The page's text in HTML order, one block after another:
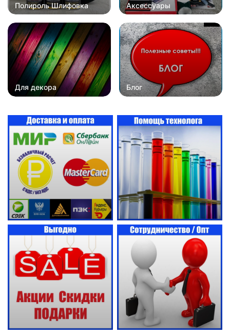
Полироль Шлифовка Аксессуары
Для декора Блог